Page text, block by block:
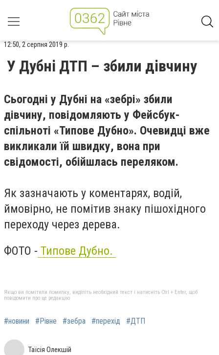
12:50, 2 серпня 2019 р.
У Дубні ДТП – збили дівчину
Сьогодні у Дубні на «зебрі» збили
дівчину, повідомляють у Фейсбук-
спільноті «Типове Дубно». Очевидці вже
викликали їй швидку, вона при
свідомості, обійшлась переляком.
Як зазначають у коментарях, водій,
ймовірно, не помітив знаку пішохідного
переходу через дерева.
ФОТО - Типове Дубно.
Якщо ви помітили помилку, виділіть необхідний текст і натисніть Ctrl + Enter, щоб
повідомити про це редакцію
#новини #Рівне #зебра #перехід #ДТП
Таїсія Олекшій